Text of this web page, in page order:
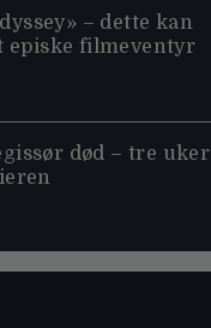
– dette kan
episke filmeventyr
død – tre uker